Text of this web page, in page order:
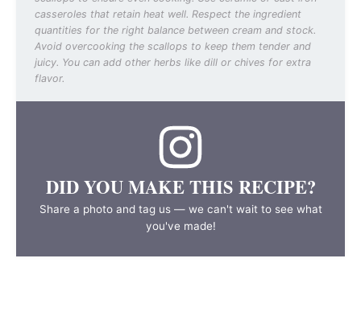
casseroles that retain heat well. Respect the ingredient
quantities for the right balance between cream and stock.
Avoid overcooking the scallops to keep them tender and
juicy. You can add other herbs like dill or chives for extra
flavor.
DID YOU MAKE THIS RECIPE?
Share a photo and tag us — we can't wait to see what
you've made!